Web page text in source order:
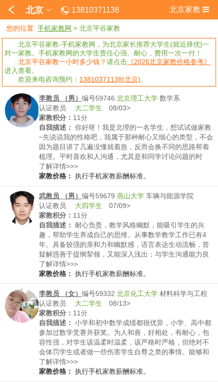
北京 13810371138 北京家教
您的位置:手机家教网 >北京平谷家教
北京平谷家教-手机家教网，为北京家长推荐大学生(就近择优)一
对一家教。手机家教网的大学生责任心强、耐心，费用一次一付！
北京平谷家教一小时多少钱？请点击 《2026北京家教价格参考》
进入查看。
欢迎来电咨询预约： 13810371138(北京)。
李教员 （男） 编号59746 北京理工大学 数学系
认证教员 大二学生 08/03>
家教积分： 11分
自我描述： 你好呀！我是北理的一名学生，想试试做家教
~先说说我的性格吧，我属于那种耐心又细心的类型，不会
因为题目讲了几遍没懂就着急，反而会换不同的思路帮着
梳理。平时喜欢和人沟通，尤其是和同学讨论问题的时
候，总能找到大家容易卡壳的地方，这点做家教应该挺合
适的。再讲讲特长，理科是我的强项，数学、物理这些学
也没落下，对知识点的框架和难点很熟悉。另外我特别会
总结学习方法，比如怎么记公式、怎么拆解复杂的物理模
型，这些技巧也能分享给学生。除了学习，我平时也喜欢
运动，偶尔带学生放松一下换换脑子也没问题~你觉得我这
样的风格合适吗？
了解详情>>>
家教价格： 执行手机家教薪酬标准。
武教员 （男） 编号59679 燕山大学 车辆与能源学院
认证教员 大四学生 07/09>
家教积分： 11分
自我描述：
耐心负责，教学风格幽默，能吸引学生的兴
趣，帮助学生养成自己的思维。从事数学教学工作已有4
年。具备较强的亲和力和幽默感，语言表达生动流畅，答
疑解惑善于提纲挈领，又能深入浅出；与学生沟通能力良
好，能迅速把握学生的学习特点，制订相应的教学方案，
因材施教，给学生恰当的学习启发引导，针对不同学生的
了解详情>>>
家教价格： 执行手机家教薪酬标准。
李教员 （女） 编号59332 北京化工大学 材料科学与工程
认证教员 大二学生 08/13>
家教积分： 11分
自我描述： 小学和初中数学成绩都很优异，小学、高中都
参加过数学竞赛并获奖。为人和善，好相处，有耐心，包
容性强，对学生该温柔时温柔，该严格时严格，但绝对不
会体罚学生或者做一些伤害学生自尊之类的事情。能够和
家长及时沟通交流，及时调整教学模式。
了解详情>>>
家教价格： 执行手机家教薪酬标准。